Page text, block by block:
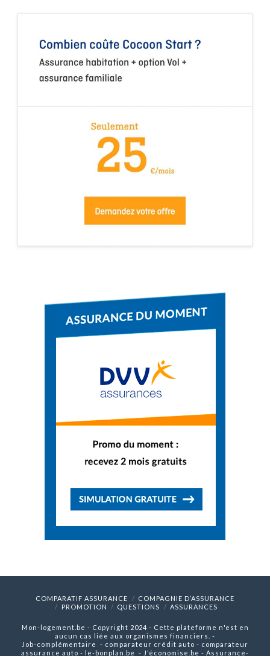
COMPARATIF ASSURANCE
COMPAGNIE D’ASSURANCE
PROMOTION
QUESTIONS ASSURANCES
Mon-logement.be - Copyright 2024 - Cette plateforme n'est en
aucun cas liée aux organismes financiers. -
Job-complémentaire
- comparateur crédit auto - comparateur
assurance auto - le-bonplan.be - J'économise.be - Assurance-